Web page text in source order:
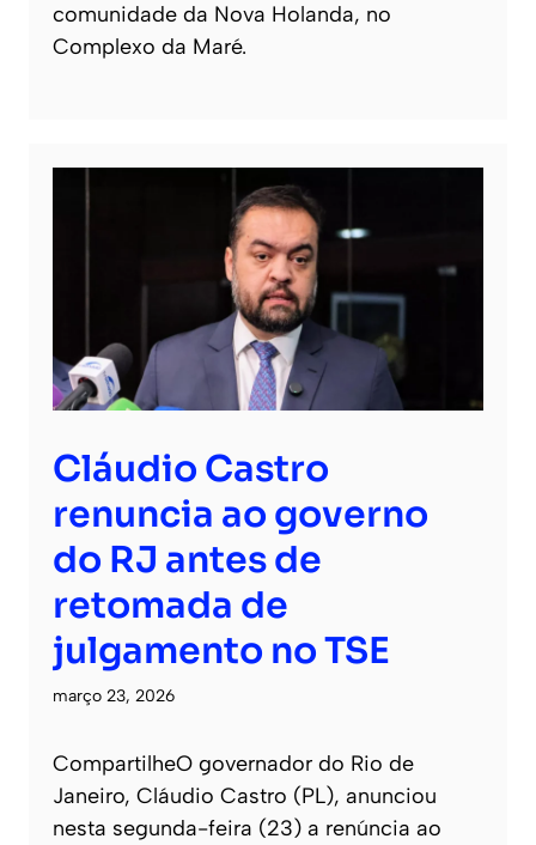
comunidade da Nova Holanda, no
Complexo da Maré.
Cláudio Castro
renuncia ao governo
do RJ antes de
retomada de
julgamento no TSE
março 23, 2026
CompartilheO governador do Rio de
Janeiro, Cláudio Castro (PL), anunciou
nesta segunda-feira (23) a renúncia ao